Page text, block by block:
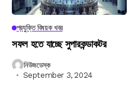
প্রযুক্তি বিষয়ক খবর
সফল হতে যাচ্ছে সুপারকন্ডাকটর
নিউজডেস্ক
September 3, 2024